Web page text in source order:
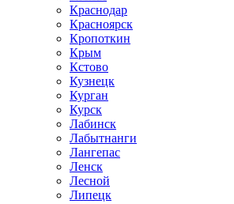
Краснодар
Красноярск
Кропоткин
Крым
Кстово
Кузнецк
Курган
Курск
Лабинск
Лабытнанги
Лангепас
Ленск
Лесной
Липецк